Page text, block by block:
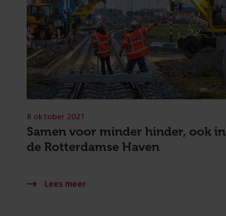
Samen voor minder hinder, ook in
de Rotterdamse Haven
8 oktober 2021